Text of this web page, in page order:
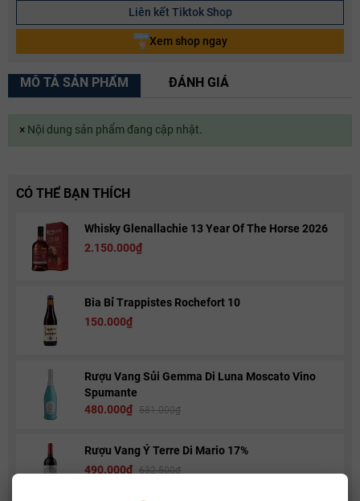
Liên kết Tiktok Shop
Xem shop ngay
MÔ TẢ SẢN PHẨM ĐÁNH GIÁ
×Nội dung sản phẩm đang cập nhật.
CÓ THỂ BẠN THÍCH
Whisky Glenallachie 13 Year Of The Horse 2026
2.150.000₫
Bia Bỉ Trappistes Rochefort 10
150.000₫
Rượu Vang Sủi Gemma Di Luna Moscato Vino
Spumante
480.000₫ 581.000₫
Rượu Vang Ý Terre Di Mario 17%
490.000₫ 632.500₫